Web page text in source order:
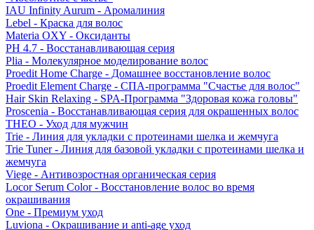
IAU Infinity Aurum - Аромалиния
Lebel - Краска для волос
Materia OXY - Оксиданты
PH 4.7 - Восстанавливающая серия
Plia - Молекулярное моделирование волос
Proedit Home Charge - Домашнее восстановление волос
Proedit Element Charge - СПА-программа "Счастье для волос"
Hair Skin Relaxing - SPA-Программа "Здоровая кожа головы"
Proscenia - Восстанавливающая серия для окрашенных волос
THEO - Уход для мужчин
Trie - Линия для укладки с протеинами шелка и жемчуга
Trie Tuner - Линия для базовой укладки с протеинами шелка и
жемчуга
Viege - Антивозростная органическая серия
Locor Serum Color - Восстановление волос во время
окрашивания
One - Премиум уход
Luviona - Окрашивание и anti-age уход